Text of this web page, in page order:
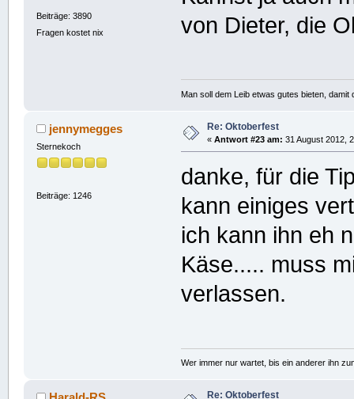
Beiträge: 3890
Fragen kostet nix
von Dieter, die
Man soll dem Leib etwas gutes bieten,
jennymegges
Sternekoch
Beiträge: 1246
Re: Oktoberfest
« Antwort #23 am: 31 August 2012,
danke, für die
kann einiges
ich kann ihn eh
Käse..... muss
verlassen.
Wer immer nur wartet, bis ein anderer ihn
Re: Oktoberfest